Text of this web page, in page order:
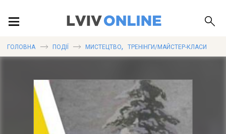
ПУБЛІКАЦІЇ
ГОЛОВНА ПОДІЇ МИСТЕЦТВО, ТРЕНІНГИ/МАЙСТЕР-КЛАСИ